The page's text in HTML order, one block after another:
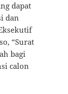
dapat
dan
“Surat
bagi
calon